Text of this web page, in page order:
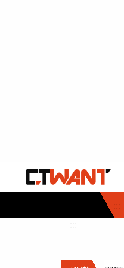
:::
社會首頁
時事
調查